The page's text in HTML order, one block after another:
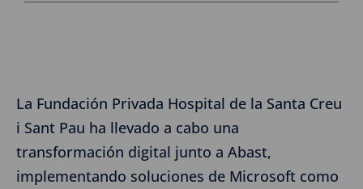
La Fundación Privada Hospital de la Santa Creu
i Sant Pau ha llevado a cabo una
transformación digital junto a Abast,
implementando soluciones de Microsoft como